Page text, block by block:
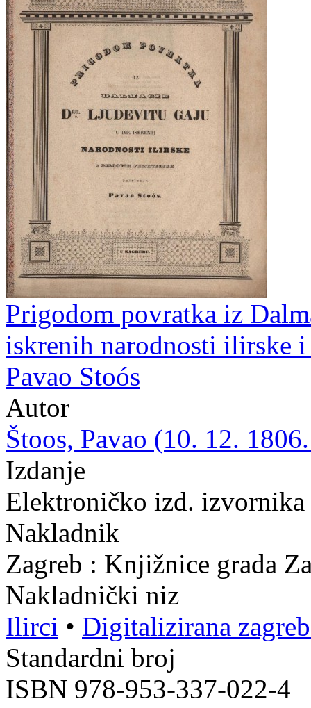
Prigodom povratka iz
iskrenih narodnosti ilirske
Pavao Stoós
Autor
Štoos, Pavao (10. 12.
Izdanje
Elektroničko izd.
Nakladnik
Zagreb : Knjižnice grada
Nakladnički niz
Ilirci • Digitalizirana
Standardni broj
ISBN 978-953-337-022-4